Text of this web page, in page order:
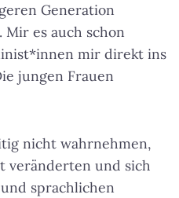
Generation
es auch schon
mir direkt ins
jungen Frauen
nicht wahrnehmen,
veränderten und sich
sprachlichen